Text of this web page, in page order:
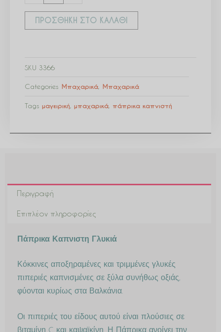
ΠΡΟΣΘΉΚΗ ΣΤΟ ΚΑΛΆΘΙ
SKU 3366
Categories Μπαχαρικά, Μπαχαρικά
Tags μαγειρική, μπαχαρικά, πάπρικα καπνιστή
Περιγραφή
Επιπλέον πληροφορίες
Πάπρικα Καπνιστη Γλυκιά
Κόκκινες αποξηραμένες και τριμμένες γλυκές
πιπεριές καπνισμένες σε ξύλα συνήθως οξιάς,
φύονται κυρίως στα Βαλκάνια.
Οι πιπεριές του είδους αυτού είναι πλούσιες σε